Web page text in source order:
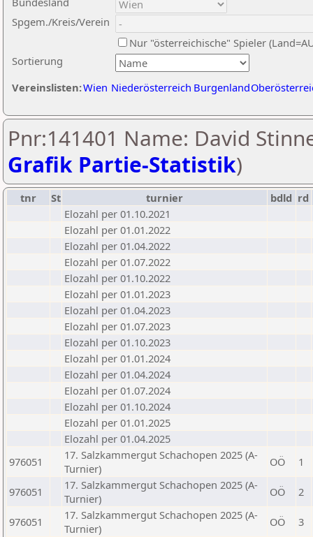
Sortierung
Spgem./Kreis/Verein
Nur "österreichische" Spieler
Vereinslisten:Wien Niederösterreich Burgenland
Pnr:141401 Name: David
Grafik Partie-Statistik)
tnr St turnier bdld rd
Elozahl per 01.10.2021
Elozahl per 01.01.2022
Elozahl per 01.04.2022
Elozahl per 01.07.2022
Elozahl per 01.10.2022
Elozahl per 01.01.2023
Elozahl per 01.04.2023
Elozahl per 01.07.2023
Elozahl per 01.10.2023
Elozahl per 01.01.2024
Elozahl per 01.04.2024
Elozahl per 01.07.2024
Elozahl per 01.10.2024
Elozahl per 01.01.2025
Elozahl per 01.04.2025
976051
17. Salzkammergut Schachopen 2025 (A-
Turnier)
OÖ 1
976051
17. Salzkammergut Schachopen 2025 (A-
Turnier)
OÖ 2
976051
17. Salzkammergut Schachopen 2025 (A-
Turnier)
OÖ 3